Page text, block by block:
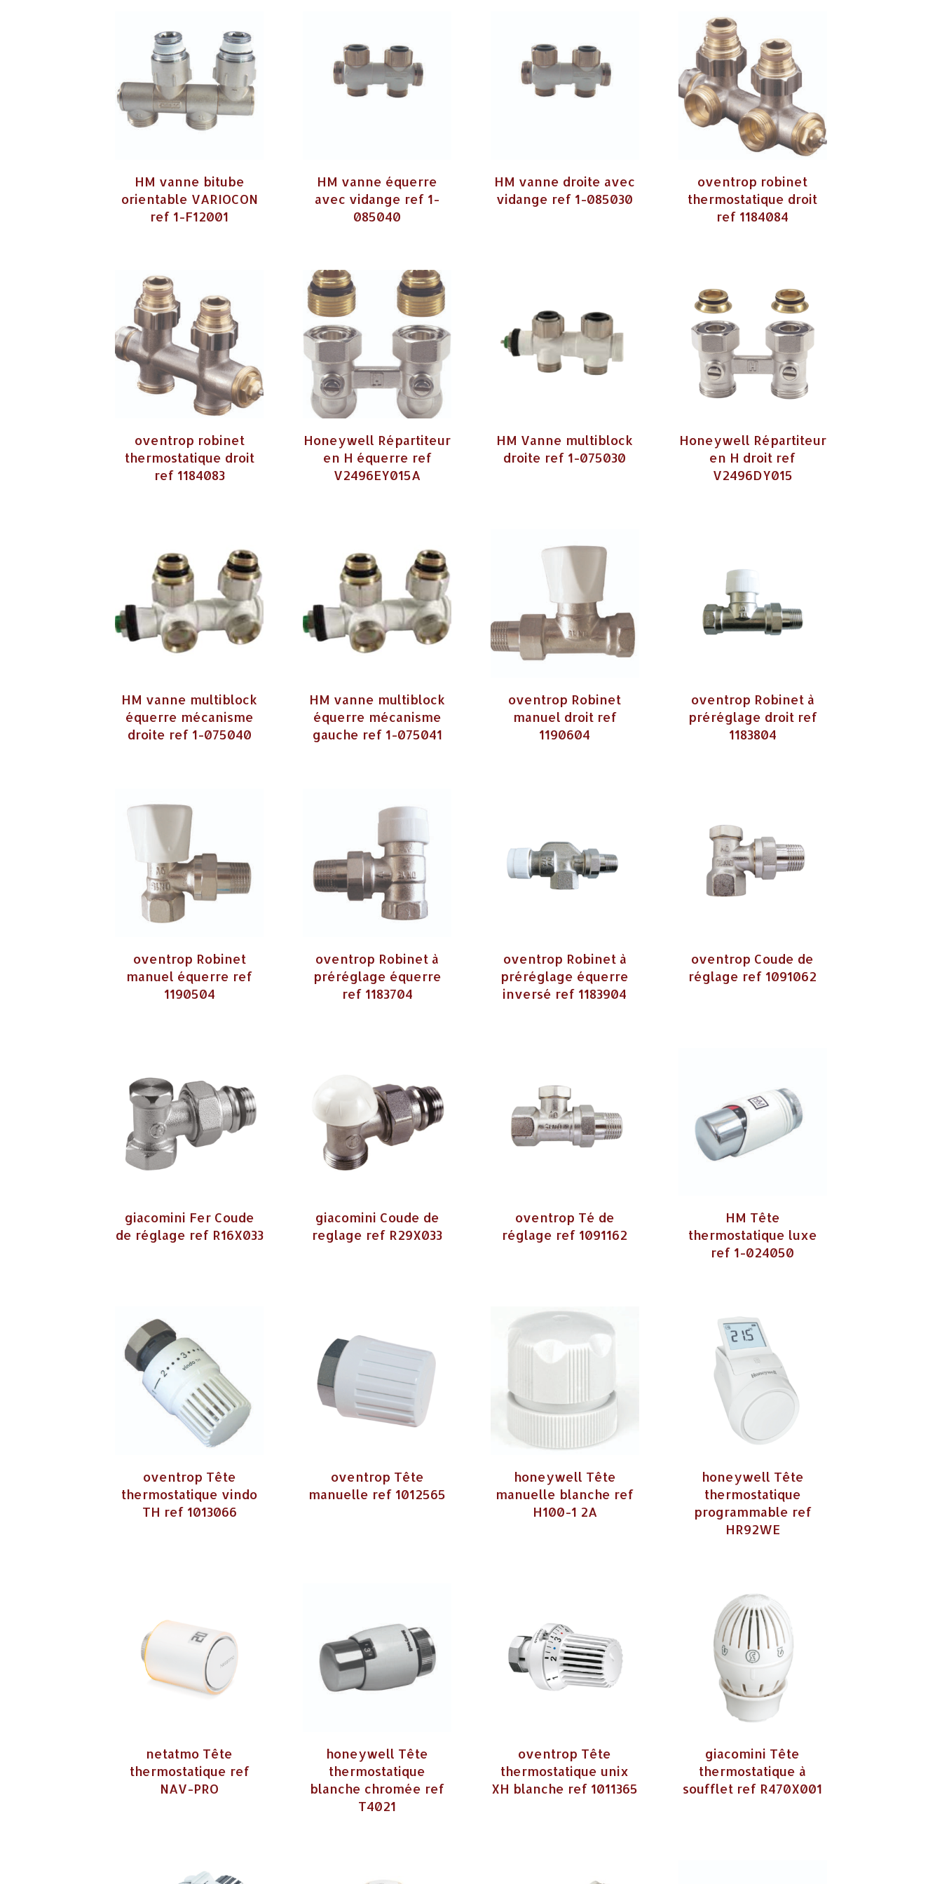
HM vanne bitube
orientable VARIOCON
ref 1-F12001
HM vanne équerre
avec vidange ref 1-
085040
HM vanne droite avec
vidange ref 1-085030
oventrop robinet
thermostatique droit
ref 1184084
oventrop robinet
thermostatique droit
ref 1184083
Honeywell Répartiteur
en H équerre ref
V2496EY015A
HM Vanne multiblock
droite ref 1-075030
Honeywell Répartiteur
en H droit ref
V2496DY015
HM vanne multiblock
équerre mécanisme
droite ref 1-075040
HM vanne multiblock
équerre mécanisme
gauche ref 1-075041
oventrop Robinet
manuel droit ref
1190604
oventrop Robinet à
préréglage droit ref
1183804
oventrop Robinet
manuel équerre ref
1190504
oventrop Robinet à
préréglage équerre
ref 1183704
oventrop Robinet à
préréglage équerre
inversé ref 1183904
oventrop Coude de
réglage ref 1091062
giacomini Fer Coude
de réglage ref R16X033
giacomini Coude de
reglage ref R29X033
oventrop Té de
réglage ref 1091162
HM Tête
thermostatique luxe
ref 1-024050
oventrop Tête
thermostatique vindo
TH ref 1013066
oventrop Tête
manuelle ref 1012565
honeywell Tête
manuelle blanche ref
H100-1 2A
honeywell Tête
thermostatique
programmable ref
HR92WE
netatmo Tête
thermostatique ref
NAV-PRO
honeywell Tête
thermostatique
blanche chromée ref
T4021
oventrop Tête
thermostatique unix
XH blanche ref 1011365
giacomini Tête
thermostatique à
soufflet ref R470X001